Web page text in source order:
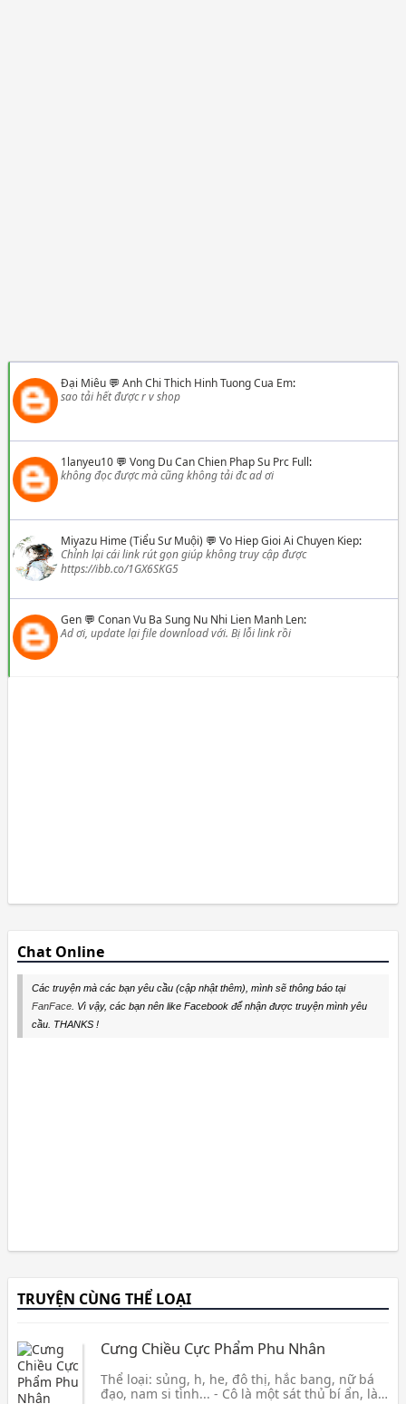
Đại Miêu💬 Anh Chi Thich Hinh Tuong Cua Em:
sao tải hết được r v shop
1lanyeu10💬 Vong Du Can Chien Phap Su Prc Full:
không đọc được mà cũng không tải đc ad ơi
Miyazu Hime (Tiểu Sư Muội) 💬 Vo Hiep Gioi Ai Chuyen Kiep:
Chỉnh lại cái link rút gọn giúp không truy cập được
https://ibb.co/1GX6SKG5
Gen💬 Conan Vu Ba Sung Nu Nhi Lien Manh Len:
Ad ơi, update lại file download với. Bị lỗi link rồi
Chat Online
Các truyện mà các bạn yêu cầu (cập nhật thêm), mình sẽ thông báo tại
FanFace. Vì vậy, các bạn nên like Facebook để nhận được truyện mình yêu
cầu. THANKS !
TRUYỆN CÙNG THỂ LOẠI
Cưng Chiều Cực Phẩm Phu Nhân
Thể loại: sủng, h, he, đô thị, hắc bang, nữ bá
đạo, nam si tình... - Cô là một sát thủ bí ẩn, là